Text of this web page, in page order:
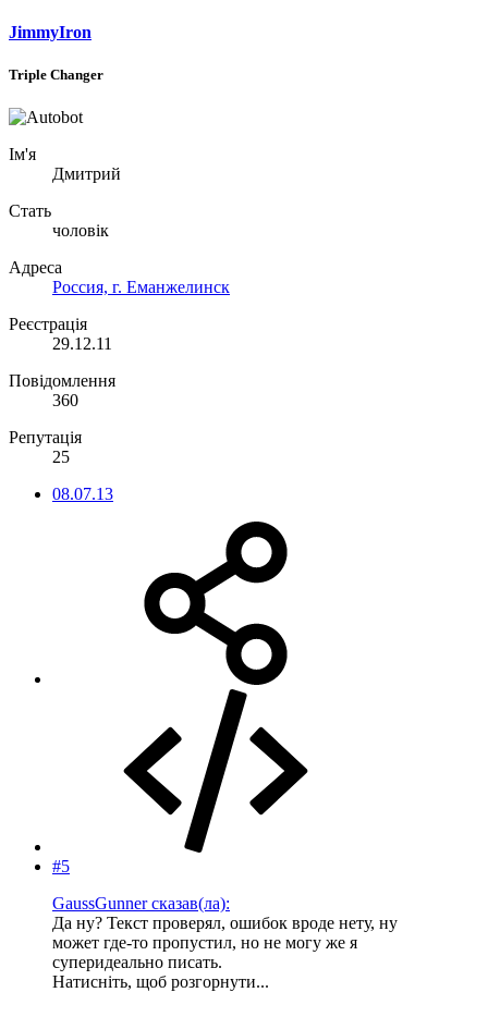
JimmyIron
Triple Changer
Ім'я
Дмитрий
Стать
чоловік
Адреса
Россия, г. Еманжелинск
Реєстрація
29.12.11
Повідомлення
360
Репутація
25
08.07.13
#5
GaussGunner сказав(ла):
Да ну? Текст проверял, ошибок вроде нету, ну
может где-то пропустил, но не могу же я
суперидеально писать.
Натисніть, щоб розгорнути...